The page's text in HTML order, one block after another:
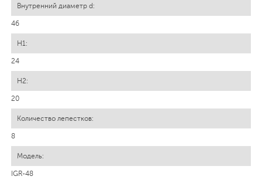
46
24
20
8
IGR-48